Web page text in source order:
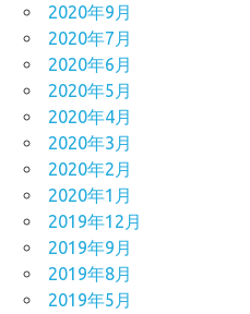
2020年9月
2020年7月
2020年6月
2020年5月
2020年4月
2020年3月
2020年2月
2020年1月
2019年12月
2019年9月
2019年8月
2019年5月